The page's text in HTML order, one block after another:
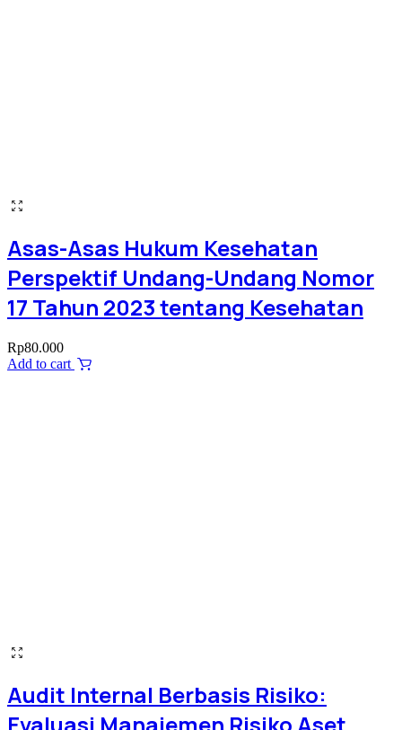
Asas-Asas Hukum Kesehatan
Perspektif Undang-Undang Nomor
17 Tahun 2023 tentang Kesehatan
Rp80.000
Add to cart
Audit Internal Berbasis Risiko:
Evaluasi Manajemen Risiko Aset